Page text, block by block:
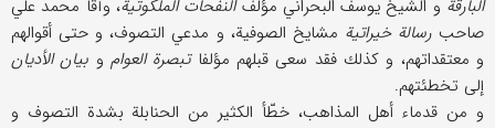
البارقة و الشيخ يوسف البحراني مؤلفالنفحات الملكوتية، وآقا محمد علي
صاحبرسالة خيراتية مشايخ الصوفية، و مدعي التصوف، و حتى أقوالهم
و معتقداتهم، و كذلك فقد سعى قبلهم مؤلفاتبصرة العوامو بيان الأديان
إلى تخطئتهم.
و من قدماء أهل المذاهب، خطّأ الكثير من الحنابلة بشدة التصوف و